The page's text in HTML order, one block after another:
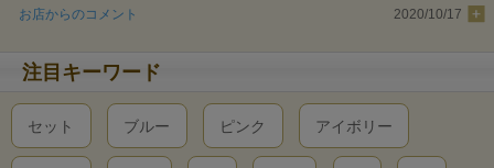
お店からのコメント 2020/10/17
注目キーワード
セット ブルー ピンク アイボリー